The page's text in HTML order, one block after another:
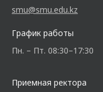
smu@smu.edu.kz
График работы
Пн. – Пт. 08:30–17:30
Приемная ректора